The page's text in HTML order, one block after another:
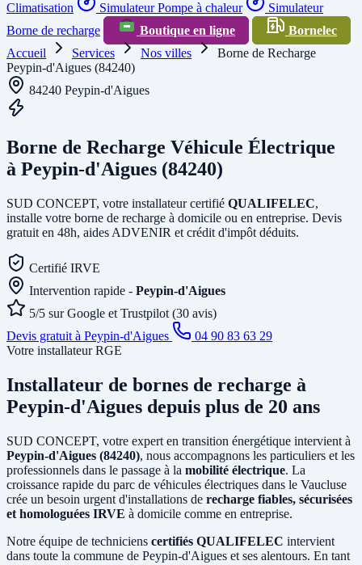
Climatisation
Simulateur Pompe à chaleur
Simulateur
Borne de recharge
Boutique en ligne
Bornelec
Accueil
Services Nos villes
Borne de Recharge
Peypin-d'Aigues (84240)
84240 Peypin-d'Aigues
Borne de Recharge Véhicule Électrique
à Peypin-d'Aigues (84240)
SUD CONCEPT, votre installateur certifié QUALIFELEC,
installe votre borne de recharge à domicile ou en entreprise. Devis
gratuit en 48h, aides ADVENIR et crédit d'impôt déduits.
Certifié IRVE
Intervention rapide - Peypin-d'Aigues
5/5 sur Google et Trustpilot (30 avis)
Devis gratuit à Peypin-d'Aigues
04 90 83 63 29
Votre installateur RGE
Installateur de bornes de recharge à
Peypin-d'Aigues depuis plus de 20 ans
SUD CONCEPT, votre expert en transition énergétique intervient à
Peypin-d'Aigues (84240), nous accompagnons les particuliers et les
professionnels dans le passage à la mobilité électrique. La
croissance rapide du parc de véhicules électriques dans le Vaucluse
crée un besoin urgent d'installations de recharge fiables, sécurisées
et homologuées IRVE à domicile comme en entreprise.
Notre équipe de techniciens certifiés QUALIFELEC intervient
dans toute la commune de Peypin-d'Aigues et ses alentours. En tant